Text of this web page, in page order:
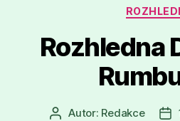
Rozhledna
AutorAutor: Redakce